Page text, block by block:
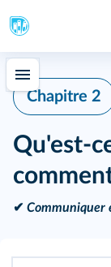
Chapitre 2
Qu'est-
✔ Communiquer